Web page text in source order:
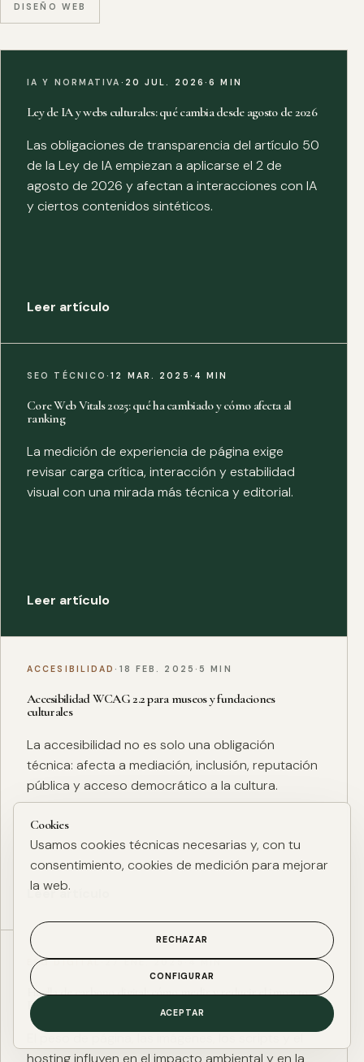
DISEÑO WEB
IA Y NORMATIVA · 20 JUL. 2026·6 MIN
Ley de IA y webs culturales: qué cambia desde agosto de 2026
Las obligaciones de transparencia del artículo 50
de la Ley de IA empiezan a aplicarse el 2 de
agosto de 2026 y afectan a interacciones con IA
y ciertos contenidos sintéticos.
Leer artículo
SEO TÉCNICO·12 MAR. 2025 · 4 MIN
Core Web Vitals 2025: qué ha cambiado y cómo afecta al
ranking
La medición de experiencia de página exige
revisar carga crítica, interacción y estabilidad
visual con una mirada más técnica y editorial.
Leer artículo
ACCESIBILIDAD · 18 FEB. 2025 · 5 MIN
Accesibilidad WCAG 2.2 para museos y fundaciones
culturales
La accesibilidad no es solo una obligación
técnica: afecta a mediación, inclusión, reputación
pública y acceso democrático a la cultura.
Leer artículo
ESG DIGITAL·27 ENE. 2025·4 MIN
Huella de carbono digital: cómo medir y reducir el impacto
ESG de una web
El peso de página, las imágenes, los scripts y el
hosting influyen en el impacto ambiental y en la
Cookies
Usamos cookies técnicas necesarias y, con tu
consentimiento, cookies de medición para mejorar
la web.
RECHAZAR
CONFIGURAR
ACEPTAR